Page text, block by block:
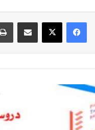
فيسبوك
‫X مشاركة عبر البريد
درس
الاحداث